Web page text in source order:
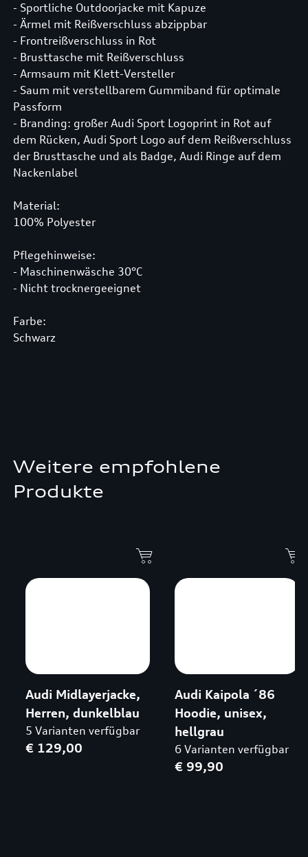
- Sportliche Outdoorjacke mit Kapuze
- Ärmel mit Reißverschluss abzippbar
- Frontreißverschluss in Rot
- Brusttasche mit Reißverschluss
- Armsaum mit Klett-Versteller
- Saum mit verstellbarem Gummiband für optimale
Passform
- Branding: großer Audi Sport Logoprint in Rot auf
dem Rücken, Audi Sport Logo auf dem Reißverschluss
der Brusttasche und als Badge, Audi Ringe auf dem
Nackenlabel
Material:
100% Polyester
Pflegehinweise:
- Maschinenwäsche 30°C
- Nicht trocknergeeignet
Farbe:
Schwarz
Weitere empfohlene
Produkte
Audi Midlayerjacke,
Herren, dunkelblau
5 Varianten verfügbar
€ 129,00
Audi Kaipola ´86
Hoodie, unisex,
hellgrau
6 Varianten verfügbar
€ 99,90